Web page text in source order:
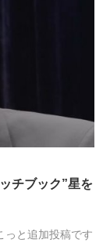
チブック”星を
と追加投稿です